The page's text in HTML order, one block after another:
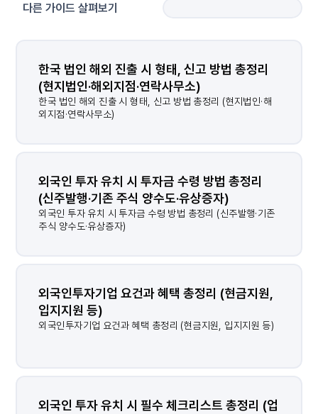
다른 가이드 살펴보기
한국 법인 해외 진출 시 형태, 신고 방법 총정리
(현지법인·해외지점·연락사무소)
한국 법인 해외 진출 시 형태, 신고 방법 총정리 (현지법인·해
외지점·연락사무소)
외국인 투자 유치 시 투자금 수령 방법 총정리
(신주발행·기존 주식 양수도·유상증자)
외국인 투자 유치 시 투자금 수령 방법 총정리 (신주발행·기존
주식 양수도·유상증자)
외국인투자기업 요건과 혜택 총정리 (현금지원,
입지지원 등)
외국인투자기업 요건과 혜택 총정리 (현금지원, 입지지원 등)
외국인 투자 유치 시 필수 체크리스트 총정리 (업